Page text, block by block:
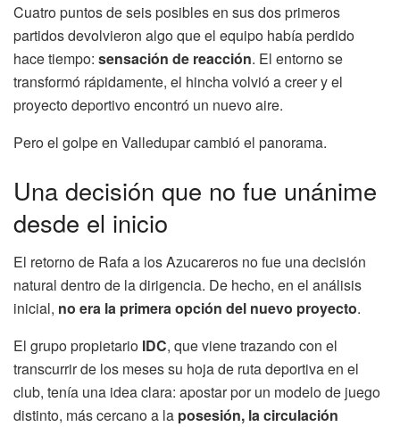
Cuatro puntos de seis posibles en sus dos primeros
partidos devolvieron algo que el equipo había perdido
hace tiempo: sensación de reacción. El entorno se
transformó rápidamente, el hincha volvió a creer y el
proyecto deportivo encontró un nuevo aire.
Pero el golpe en Valledupar cambió el panorama.
Una decisión que no fue unánime
desde el inicio
El retorno de Rafa a los Azucareros no fue una decisión
natural dentro de la dirigencia. De hecho, en el análisis
inicial, no era la primera opción del nuevo proyecto.
El grupo propietario IDC, que viene trazando con el
transcurrir de los meses su hoja de ruta deportiva en el
club, tenía una idea clara: apostar por un modelo de juego
distinto, más cercano a la posesión, la circulación